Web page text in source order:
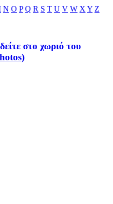
N O P Q R S T U V W X Y Z
στο χωριό του